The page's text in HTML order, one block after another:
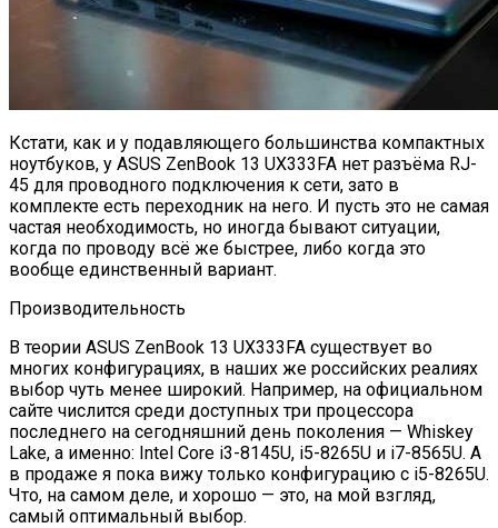
Кстати, как и у подавляющего большинства компактных
ноутбуков, у ASUS ZenBook 13 UX333FA нет разъёма RJ-
45 для проводного подключения к сети, зато в
комплекте есть переходник на него. И пусть это не самая
частая необходимость, но иногда бывают ситуации,
когда по проводу всё же быстрее, либо когда это
вообще единственный вариант.
Производительность
В теории ASUS ZenBook 13 UX333FA существует во
многих конфигурациях, в наших же российских реалиях
выбор чуть менее широкий. Например, на официальном
сайте числится среди доступных три процессора
последнего на сегодняшний день поколения — Whiskey
Lake, а именно: Intel Core i3-8145U, i5-8265U и i7-8565U. А
в продаже я пока вижу только конфигурацию с i5-8265U.
Что, на самом деле, и хорошо — это, на мой взгляд,
самый оптимальный выбор.